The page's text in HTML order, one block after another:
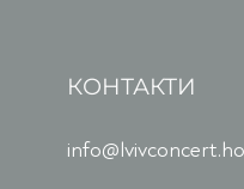
КОНТАКТИ